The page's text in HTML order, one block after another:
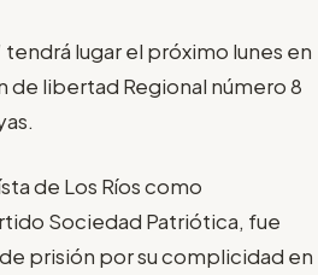
tendrá lugar el próximo lunes en
de libertad Regional número 8
de Los Ríos como
Sociedad Patriótica, fue
prisión por su complicidad en